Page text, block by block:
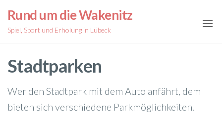
Inhalt
springen
Rund um die Wakenitz
Spiel, Sport und Erholung in Lübeck
Stadtparken
Wer den Stadtpark mit dem Auto anfährt, dem
bieten sich verschiedene Parkmöglichkeiten.